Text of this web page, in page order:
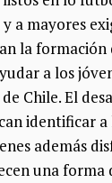
a mayores
la
a los
Chile. El
identificar
además
una forma